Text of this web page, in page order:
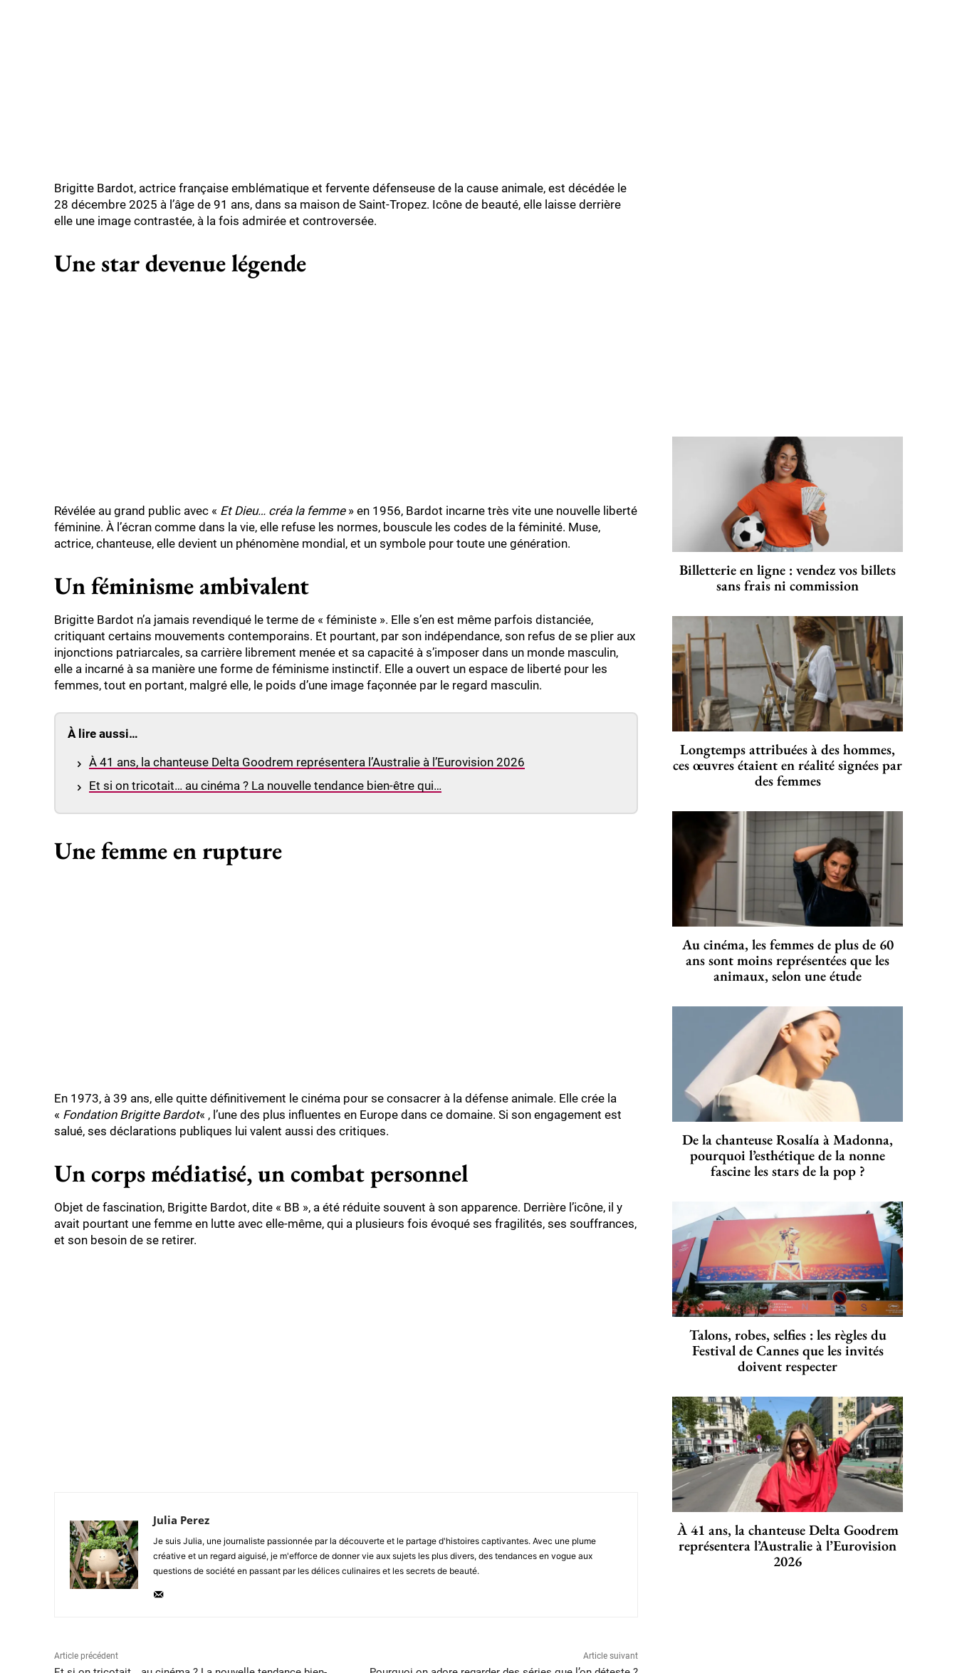
Brigitte Bardot, actrice française emblématique et fervente défenseuse de la cause animale, est décédée le
28 décembre 2025 à l’âge de 91 ans, dans sa maison de Saint-Tropez. Icône de beauté, elle laisse derrière
elle une image contrastée, à la fois admirée et controversée.
Une star devenue légende
Révélée au grand public avec « Et Dieu… créa la femme» en 1956, Bardot incarne très vite une nouvelle liberté
féminine. À l’écran comme dans la vie, elle refuse les normes, bouscule les codes de la féminité. Muse,
actrice, chanteuse, elle devient un phénomène mondial, et un symbole pour toute une génération.
Un féminisme ambivalent
Brigitte Bardot n’a jamais revendiqué le terme de « féministe ». Elle s’en est même parfois distanciée,
critiquant certains mouvements contemporains. Et pourtant, par son indépendance, son refus de se plier aux
injonctions patriarcales, sa carrière librement menée et sa capacité à s’imposer dans un monde masculin,
elle a incarné à sa manière une forme de féminisme instinctif. Elle a ouvert un espace de liberté pour les
femmes, tout en portant, malgré elle, le poids d’une image façonnée par le regard masculin.
À lire aussi…
À 41 ans, la chanteuse Delta Goodrem représentera l’Australie à l’Eurovision 2026
Et si on tricotait… au cinéma ? La nouvelle tendance bien-être qui…
Une femme en rupture
En 1973, à 39 ans, elle quitte définitivement le cinéma pour se consacrer à la défense animale. Elle crée la
« Fondation Brigitte Bardot« , l’une des plus influentes en Europe dans ce domaine. Si son engagement est
salué, ses déclarations publiques lui valent aussi des critiques.
Un corps médiatisé, un combat personnel
Objet de fascination, Brigitte Bardot, dite « BB », a été réduite souvent à son apparence. Derrière l’icône, il y
avait pourtant une femme en lutte avec elle-même, qui a plusieurs fois évoqué ses fragilités, ses souffrances,
et son besoin de se retirer.
Julia Perez
Je suis Julia, une journaliste passionnée par la découverte et le partage d'histoires captivantes. Avec une plume
créative et un regard aiguisé, je m'efforce de donner vie aux sujets les plus divers, des tendances en vogue aux
questions de société en passant par les délices culinaires et les secrets de beauté.
Article précédent Article suivant
Billetterie en ligne : vendez vos billets
sans frais ni commission
Longtemps attribuées à des hommes,
ces œuvres étaient en réalité signées par
des femmes
Au cinéma, les femmes de plus de 60
ans sont moins représentées que les
animaux, selon une étude
De la chanteuse Rosalía à Madonna,
pourquoi l’esthétique de la nonne
fascine les stars de la pop ?
Talons, robes, selfies : les règles du
Festival de Cannes que les invités
doivent respecter
À 41 ans, la chanteuse Delta Goodrem
représentera l’Australie à l’Eurovision
2026